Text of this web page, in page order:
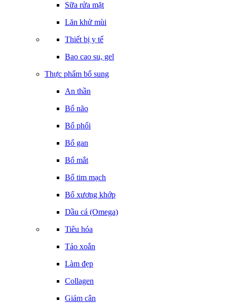
Sữa rửa mặt
Lăn khử mùi
Thiết bị y tế
Bao cao su, gel
Thực phẩm bổ sung
An thần
Bổ não
Bổ phổi
Bổ gan
Bổ mắt
Bổ tim mạch
Bổ xương khớp
Dầu cá (Omega)
Tiêu hóa
Tảo xoắn
Làm đẹp
Collagen
Giảm cân